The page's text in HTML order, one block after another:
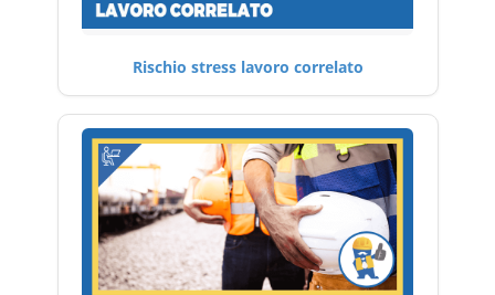
Rischio stress lavoro correlato